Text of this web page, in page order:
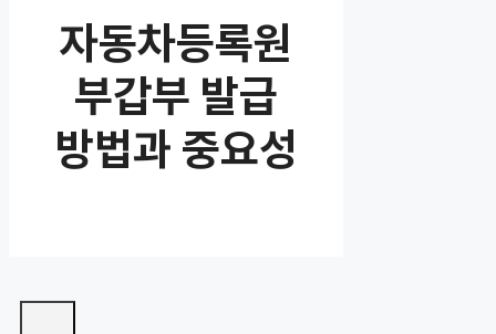
자동차등록원
부갑부 발급
방법과 중요성